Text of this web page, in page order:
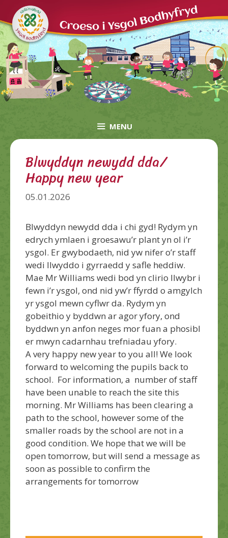
to
content
MENU
Blwyddyn newydd dda/
Happy new year
05.01.2026
Blwyddyn newydd dda i chi gyd! Rydym yn
edrych ymlaen i groesawu’r plant yn ol i’r
ysgol. Er gwybodaeth, nid yw nifer o’r staff
wedi llwyddo i gyrraedd y safle heddiw.
Mae Mr Williams wedi bod yn clirio llwybr i
fewn i’r ysgol, ond nid yw’r ffyrdd o amgylch
yr ysgol mewn cyflwr da. Rydym yn
gobeithio y byddwn ar agor yfory, ond
byddwn yn anfon neges mor fuan a phosibl
er mwyn cadarnhau trefniadau yfory.
A very happy new year to you all! We look
forward to welcoming the pupils back to
school. For information, a number of staff
have been unable to reach the site this
morning. Mr Williams has been clearing a
path to the school, however some of the
smaller roads by the school are not in a
good condition. We hope that we will be
open tomorrow, but will send a message as
soon as possible to confirm the
arrangements for tomorrow